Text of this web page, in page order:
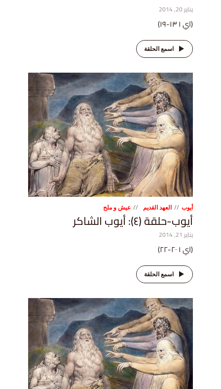
يناير 20, 2014
(اي ١ ١٣-١٩)
اسمع الحلقة
أيوب العهد القديم عيش و ملح
أيوب-حلقة (٤): أيوب الشاكر
يناير 21, 2014
(اي ١ ٢٠-٢٢)
اسمع الحلقة